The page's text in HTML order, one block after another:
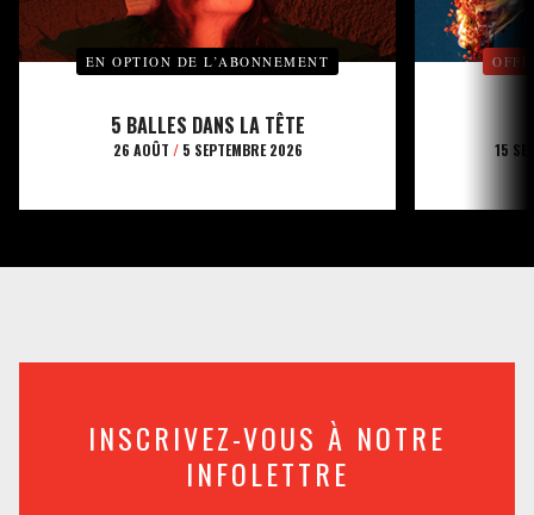
EN OPTION DE L’ABONNEMENT
5 BALLES DANS LA TÊTE
26 AOÛT /5 SEPTEMBRE 2026 15
INSCRIVEZ-VOUS À NOTRE
INFOLETTRE